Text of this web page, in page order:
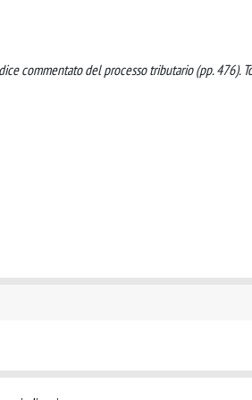
commentato del processo tributario (pp. 476).